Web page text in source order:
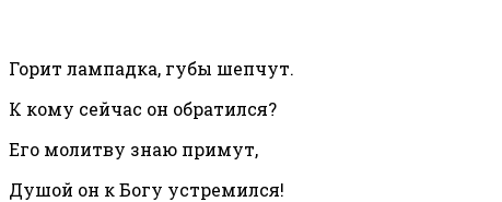
Горит лампадка, губы шепчут.
К кому сейчас он обратился?
Его молитву знаю примут,
Душой он к Богу устремился!